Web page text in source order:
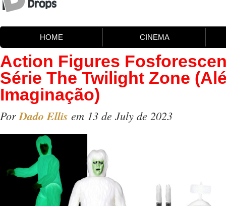
HOME CINEMA
Action Figures
Série The Twilight Zone
Imaginação)
PorDado Ellis em 13 de July de 2023